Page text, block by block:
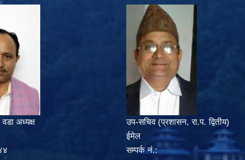
अध्यक्ष
उप-सचिव (प्रशासन, रा.प. द्वितीय)
ईमेल
सम्पर्क नं.: